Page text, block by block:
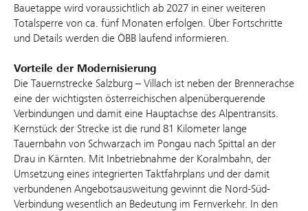
Bauetappe wird voraussichtlich ab 2027 in einer weiteren
Totalsperre von ca. fünf Monaten erfolgen. Über Fortschritte
und Details werden die ÖBB laufend informieren.
Vorteile der Modernisierung
Die Tauernstrecke Salzburg – Villach ist neben der Brennerachse
eine der wichtigsten österreichischen alpenüberquerende
Verbindungen und damit eine Hauptachse des Alpentransits.
Kernstück der Strecke ist die rund 81 Kilometer lange
Tauernbahn von Schwarzach im Pongau nach Spittal an der
Drau in Kärnten. Mit Inbetriebnahme der Koralmbahn, der
Umsetzung eines integrierten Taktfahrplans und der damit
verbundenen Angebotsausweitung gewinnt die Nord-Süd-
Verbindung wesentlich an Bedeutung im Fernverkehr. In den